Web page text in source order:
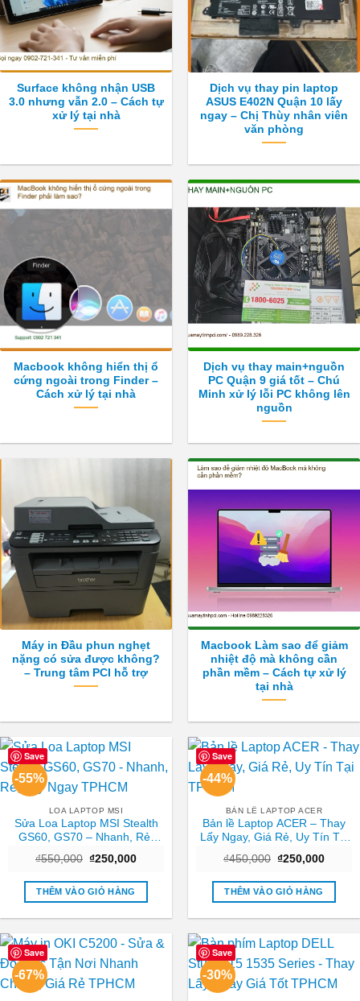
Surface không nhận USB
3.0 nhưng vẫn 2.0 – Cách tự
xử lý tại nhà
Dịch vụ thay pin laptop
ASUS E402N Quận 10 lấy
ngay – Chị Thùy nhân viên
văn phòng
Macbook không hiển thị ổ
cứng ngoài trong Finder –
Cách xử lý tại nhà
Dịch vụ thay main+nguồn
PC Quận 9 giá tốt – Chú
Minh xử lý lỗi PC không lên
nguồn
Máy in Đầu phun nghẹt
nặng có sửa được không?
– Trung tâm PCI hỗ trợ
Macbook Làm sao để giảm
nhiệt độ mà không cần
phần mềm – Cách tự xử lý
tại nhà
Save
-55%
LOA LAPTOP MSI
Sửa Loa Laptop MSI Stealth
GS60, GS70 – Nhanh, Rẻ,
₫550,000 Giá
là:
₫550,000.
₫250,000Giá
tại
₫250,000.
THÊM VÀO GIỎ HÀNG
Save
-44%
BẢN LỀ LAPTOP ACER
Bản lề Laptop ACER – Thay
Lấy Ngay, Giá Rẻ, Uy Tín Tại
₫450,000 Giá
là:
₫450,000.
₫250,000Giá
tại
THÊM VÀO GIỎ HÀNG
Save
-67%
Save
-30%